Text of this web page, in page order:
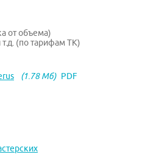
от объема)
(по тарифам ТК)
(1.78 Мб) PDF